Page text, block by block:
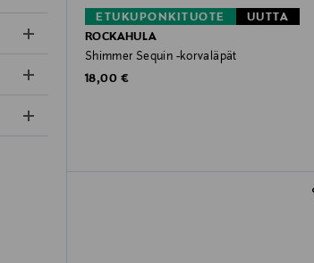
ETUKUPONKITUOTE
UUTTA
ROCKAHULA
Shimmer Sequin -korvaläpät
Original Price
18,00 €